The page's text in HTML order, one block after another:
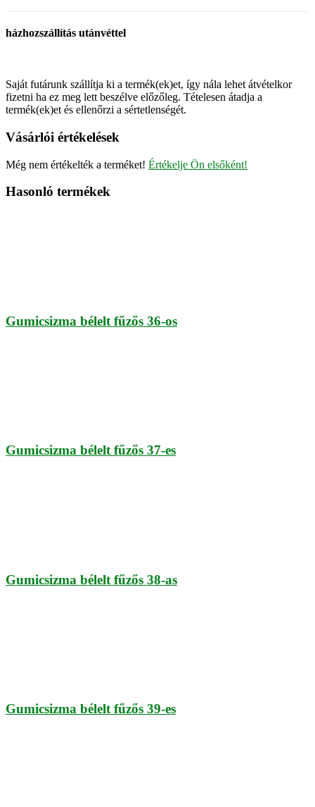
házhozszállítás utánvéttel
Saját futárunk szállítja ki a termék(ek)et, így nála lehet átvételkor
fizetni ha ez meg lett beszélve előzőleg. Tételesen átadja a
termék(ek)et és ellenőrzi a sértetlenségét.
Vásárlói értékelések
Még nem értékelték a terméket! Értékelje Ön elsőként!
Hasonló termékek
Gumicsizma bélelt fűzős 36-os
Gumicsizma bélelt fűzős 37-es
Gumicsizma bélelt fűzős 38-as
Gumicsizma bélelt fűzős 39-es